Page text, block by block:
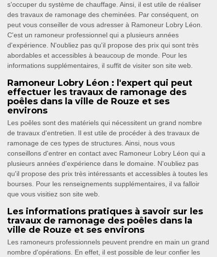
s'occuper du système de chauffage. Ainsi, il est utile de réaliser
des travaux de ramonage des cheminées. Par conséquent, on
peut vous conseiller de vous adresser à Ramoneur Lobry Léon.
C'est un ramoneur professionnel qui a plusieurs années
d'expérience. N'oubliez pas qu'il propose des prix qui sont très
abordables et accessibles à beaucoup de monde. Pour les
informations supplémentaires, il suffit de visiter son site web.
Ramoneur Lobry Léon : l'expert qui peut
effectuer les travaux de ramonage des
poêles dans la ville de Rouze et ses
environs
Les poêles sont des matériels qui nécessitent un grand nombre
de travaux d'entretien. Il est utile de procéder à des travaux de
ramonage de ces types de structures. Ainsi, nous vous
conseillons d'entrer en contact avec Ramoneur Lobry Léon qui a
plusieurs années d'expérience dans le domaine. N'oubliez pas
qu'il propose des prix très intéressants et accessibles à toutes les
bourses. Pour les renseignements supplémentaires, il va falloir
que vous visitiez son site web.
Les informations pratiques à savoir sur les
travaux de ramonage des poêles dans la
ville de Rouze et ses environs
Les ramoneurs professionnels peuvent prendre en main un grand
nombre d'opérations. En effet, il est possible de leur confier les